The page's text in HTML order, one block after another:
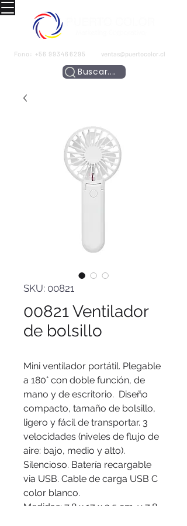
Fono: +56 993466295 ventas@puertocolor.cl
Buscar....
SKU: 00821
00821 Ventilador
de bolsillo
Mini ventilador portátil. Plegable
a 180° con doble función, de
mano y de escritorio. Diseño
compacto, tamaño de bolsillo,
ligero y fácil de transportar. 3
velocidades (niveles de flujo de
aire: bajo, medio y alto).
Silencioso. Batería recargable
via USB. Cable de carga USB C
color blanco.
Medidas: 7,8 x 17 x 2,5 cm. y 7,8